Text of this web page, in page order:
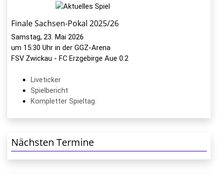
Finale Sachsen-Pokal 2025/26
Samstag, 23. Mai 2026
um 15:30 Uhr in der GGZ-Arena
FSV Zwickau - FC Erzgebirge Aue 0:2
Liveticker
Spielbericht
Kompletter Spieltag
Nächsten Termine